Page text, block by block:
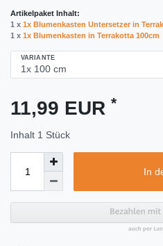
Artikelpaket Inhalt:
1 x 1x Blumenkasten Untersetzer in
1 x 1x Blumenkasten in Terrakotta 100cm
VARIANTE
11,99 EUR *
Inhalt 1 Stück
In